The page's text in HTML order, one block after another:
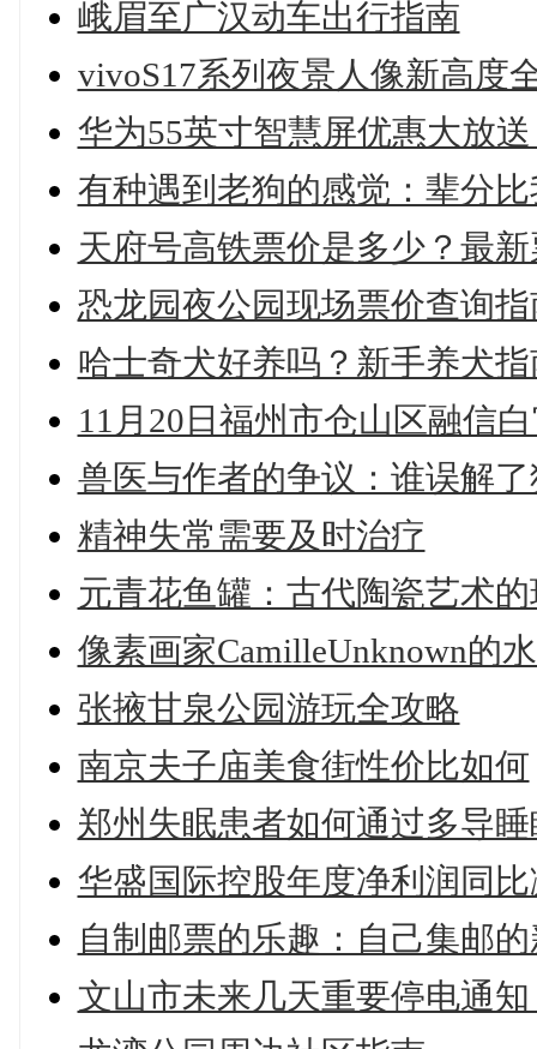
峨眉至广汉动车出行指南
vivoS17系列夜景人像新高度
华为55英寸智慧屏优惠大放
有种遇到老狗的感觉：辈分
天府号高铁票价是多少？最
恐龙园夜公园现场票价查询指
哈士奇犬好养吗？新手养犬指
11月20日福州市仓山区融信
兽医与作者的争议：谁误解
精神失常需要及时治疗
元青花鱼罐：古代陶瓷艺术
像素画家CamilleUnknown的
张掖甘泉公园游玩全攻略
南京夫子庙美食街性价比如何
郑州失眠患者如何通过多导
华盛国际控股年度净利润同
自制邮票的乐趣：自己集邮
文山市未来几天重要停电通